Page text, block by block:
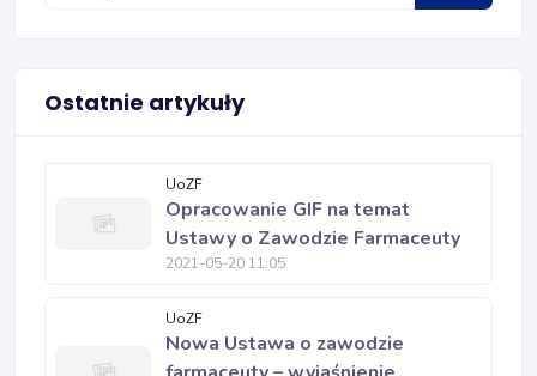
Ostatnie artykuły
UoZF
Opracowanie GIF na temat
Ustawy o Zawodzie Farmaceuty
2021-05-20 11:05
UoZF
Nowa Ustawa o zawodzie